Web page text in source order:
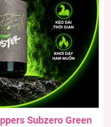
Subzero Green